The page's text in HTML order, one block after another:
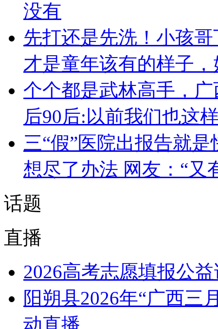
没有
先打还是先洗！小孩
才是童年该有的样子
个个都是武林高手，
后90后:以前我们也这
三“假”医院出报告就
想尽了办法 网友：“又
话题
直播
2026高考志愿填报公
阳朔县2026年“广西三
动直播